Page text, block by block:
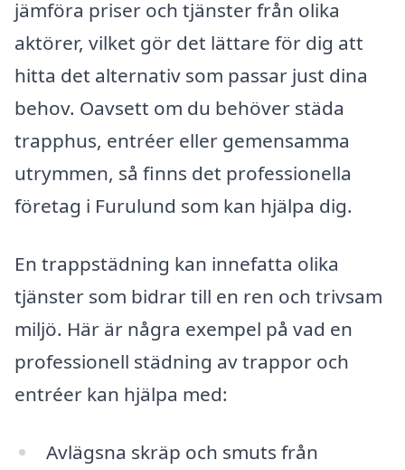
jämföra priser och tjänster från olika
aktörer, vilket gör det lättare för dig att
hitta det alternativ som passar just dina
behov. Oavsett om du behöver städa
trapphus, entréer eller gemensamma
utrymmen, så finns det professionella
företag i Furulund som kan hjälpa dig.
En trappstädning kan innefatta olika
tjänster som bidrar till en ren och trivsam
miljö. Här är några exempel på vad en
professionell städning av trappor och
entréer kan hjälpa med:
Avlägsna skräp och smuts från